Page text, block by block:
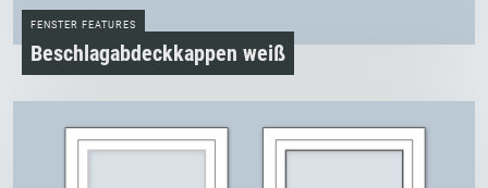
FENSTER FEATURES
Beschlagabdeckkappen weiß